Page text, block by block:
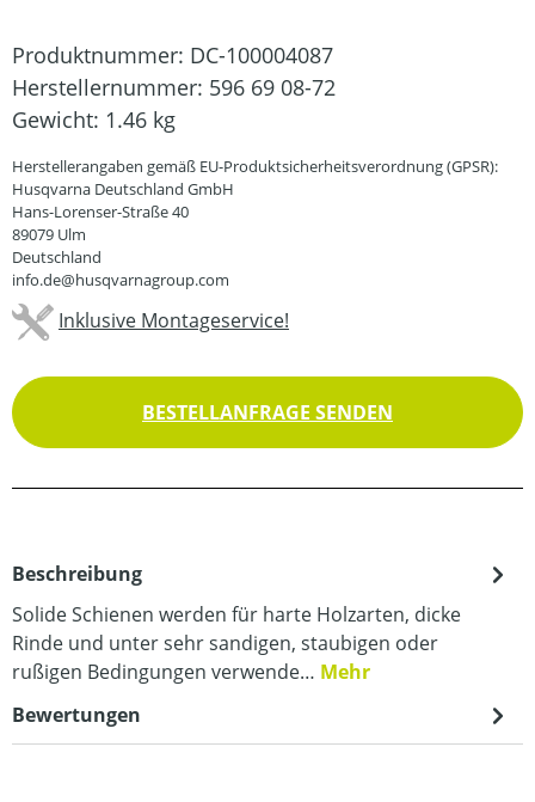
Produktnummer: DC-100004087
Herstellernummer: 596 69 08-72
Gewicht: 1.46 kg
Herstellerangaben gemäß EU-Produktsicherheitsverordnung (GPSR):
Husqvarna Deutschland GmbH
Hans-Lorenser-Straße 40
89079 Ulm
Deutschland
info.de@husqvarnagroup.com
Inklusive Montageservice!
BESTELLANFRAGE SENDEN
Beschreibung
Solide Schienen werden für harte Holzarten, dicke
Rinde und unter sehr sandigen, staubigen oder
rußigen Bedingungen verwende… Mehr
Bewertungen